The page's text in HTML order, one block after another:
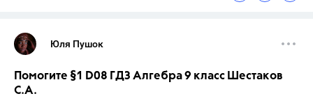
Юля Пушок
Помогите §1 D08 ГДЗ Алгебра 9 класс Шестаков
С.А.